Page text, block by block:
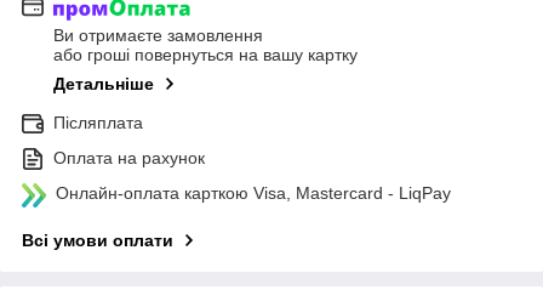
Ви отримаєте замовлення
або гроші повернуться на вашу картку
Детальніше
Післяплата
Оплата на рахунок
Онлайн-оплата карткою Visa, Mastercard - LiqPay
Всі умови оплати